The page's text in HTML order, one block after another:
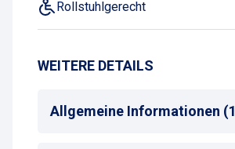
Rollstuhlgerecht
WEITERE DETAILS
Allgemeine Informationen